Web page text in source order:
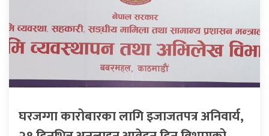
घरजग्गा कारोबारका लागि इजाजतपत्र अनिवार्य,